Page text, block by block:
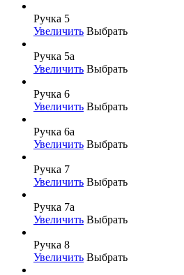
Ручка 5
Увеличить Выбрать
Ручка 5а
Увеличить Выбрать
Ручка 6
Увеличить Выбрать
Ручка 6а
Увеличить Выбрать
Ручка 7
Увеличить Выбрать
Ручка 7а
Увеличить Выбрать
Ручка 8
Увеличить Выбрать